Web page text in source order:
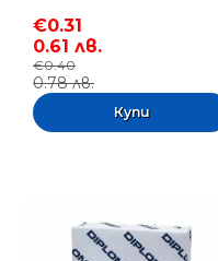
€0.31
0.61 лв.
€0.40
0.78 лв.